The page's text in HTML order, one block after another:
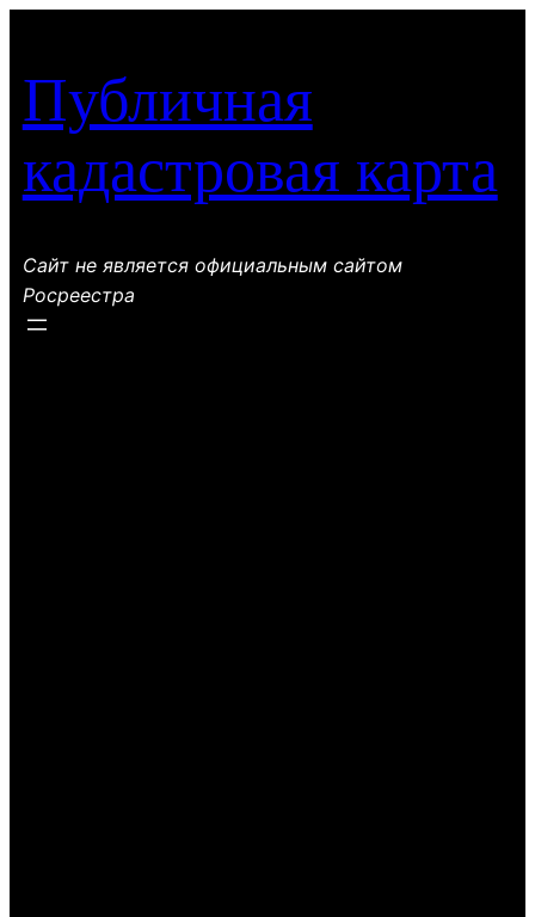
содержимому
Публичная
кадастровая карта
Сайт не является официальным сайтом
Росреестра